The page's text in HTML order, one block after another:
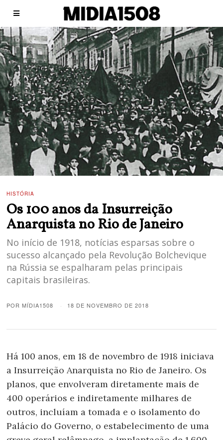
HISTÓRIA
Os 100 anos da Insurreição
Anarquista no Rio de Janeiro
No início de 1918, notícias esparsas sobre o
sucesso alcançado pela Revolução Bolchevique
na Rússia se espalharam pelas principais
capitais brasileiras.
PORMÍDIA1508 18 DE NOVEMBRO DE 2018
Há 100 anos, em 18 de novembro de 1918 iniciava
a Insurreição Anarquista no Rio de Janeiro. Os
planos, que envolveram diretamente mais de
400 operários e indiretamente milhares de
outros, incluíam a tomada e o isolamento do
Palácio do Governo, o estabelecimento de uma